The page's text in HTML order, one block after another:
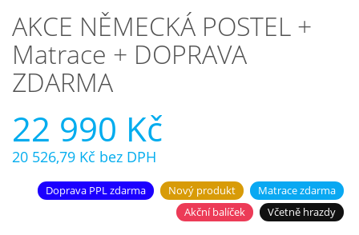
AKCE NĚMECKÁ POSTEL +
Matrace + DOPRAVA
ZDARMA
22 990 Kč
20 526,79 Kč bez DPH
Doprava PPL zdarma Nový produkt
Matrace zdarma
Akční balíček
Včetně hrazdy